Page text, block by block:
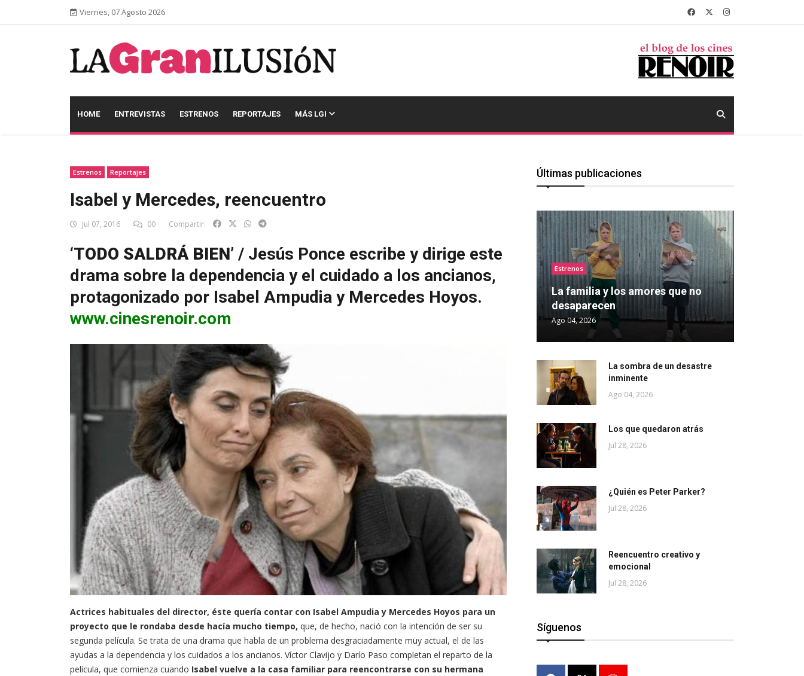
Viernes, 07 Agosto 2026
HOME ENTREVISTAS ESTRENOS REPORTAJES MÁS LGI
Estrenos Reportajes
Isabel y Mercedes, reencuentro
Jul 07, 2016 00 Compartir:
‘TODO SALDRÁ BIEN’ / Jesús Ponce escribe y dirige este
drama sobre la dependencia y el cuidado a los ancianos,
protagonizado por Isabel Ampudia y Mercedes Hoyos.
www.cinesrenoir.com
Actrices habituales del director, éste quería contar con Isabel Ampudia y Mercedes Hoyos para un
proyecto que le rondaba desde hacía mucho tiempo, que, de hecho, nació con la intención de ser su
segunda película. Se trata de una drama que habla de un problema desgraciadamente muy actual, el de las
ayudas a la dependencia y los cuidados a los ancianos. Víctor Clavijo y Darío Paso completan el reparto de la
película, que comienza cuando Isabel vuelve a la casa familiar para reencontrarse con su hermana
Últimas publicaciones
Estrenos
La familia y los amores que no
desaparecen
Ago 04, 2026
La sombra de un desastre
inminente
Ago 04, 2026
Los que quedaron atrás
Jul 28, 2026
¿Quién es Peter Parker?
Jul 28, 2026
Reencuentro creativo y
emocional
Jul 28, 2026
Síguenos